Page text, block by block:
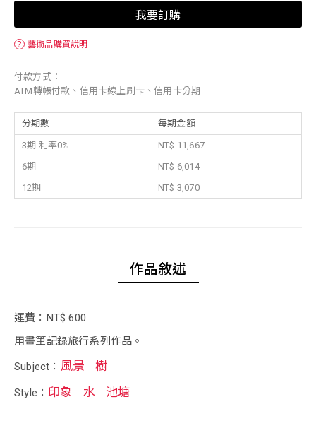
我要訂購
？ 藝術品購買說明
付款方式：
ATM轉帳付款、信用卡線上刷卡、信用卡分期
分期數 每期金額
3期 利率0%
NT$ 11,667
6期
NT$ 6,014
12期
NT$ 3,070
作品敘述
運費：NT$ 600
用畫筆記錄旅行系列作品。
Subject： 風景 樹
Style： 印象 水 池塘